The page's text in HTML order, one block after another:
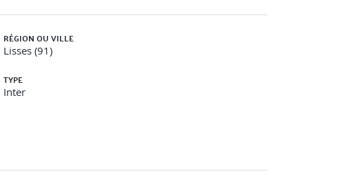
RÉGION OU VILLE
Lisses (91)
TYPE
Inter